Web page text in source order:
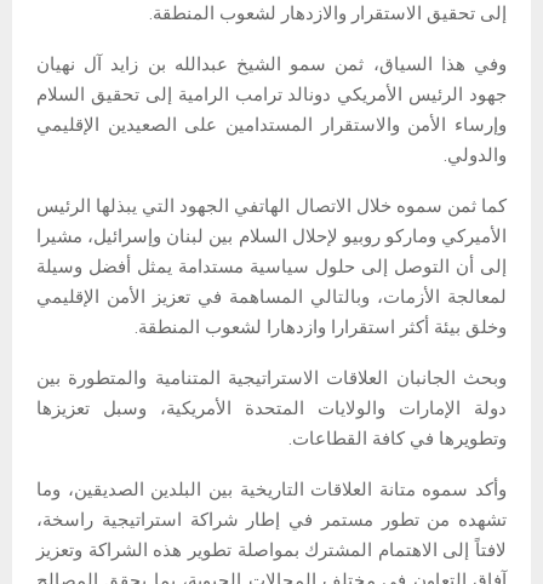
إلى تحقيق الاستقرار والازدهار لشعوب المنطقة.
وفي هذا السياق، ثمن سمو الشيخ عبدالله بن زايد آل نهيان
جهود الرئيس الأمريكي دونالد ترامب الرامية إلى تحقيق السلام
وإرساء الأمن والاستقرار المستدامين على الصعيدين الإقليمي
والدولي.
كما ثمن سموه خلال الاتصال الهاتفي الجهود التي يبذلها الرئيس
الأميركي وماركو روبيو لإحلال السلام بين لبنان وإسرائيل، مشيرا
إلى أن التوصل إلى حلول سياسية مستدامة يمثل أفضل وسيلة
لمعالجة الأزمات، وبالتالي المساهمة في تعزيز الأمن الإقليمي
وخلق بيئة أكثر استقرارا وازدهارا لشعوب المنطقة.
وبحث الجانبان العلاقات الاستراتيجية المتنامية والمتطورة بين
دولة الإمارات والولايات المتحدة الأمريكية، وسبل تعزيزها
وتطويرها في كافة القطاعات.
وأكد سموه متانة العلاقات التاريخية بين البلدين الصديقين، وما
تشهده من تطور مستمر في إطار شراكة استراتيجية راسخة،
لافتاً إلى الاهتمام المشترك بمواصلة تطوير هذه الشراكة وتعزيز